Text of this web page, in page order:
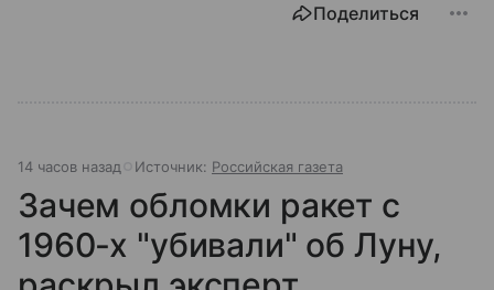
Поделиться
14 часов назад Источник: Российская газета
Зачем обломки ракет с
1960-х "убивали" об Луну,